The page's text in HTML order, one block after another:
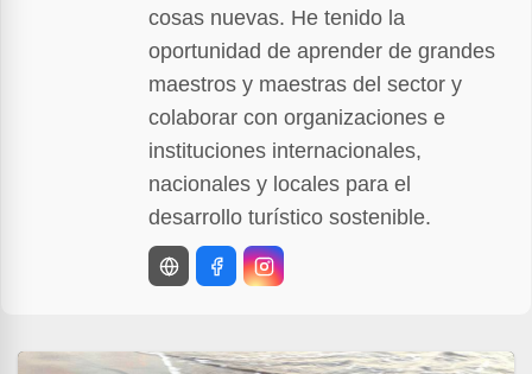
cosas nuevas. He tenido la
oportunidad de aprender de grandes
maestros y maestras del sector y
colaborar con organizaciones e
instituciones internacionales,
nacionales y locales para el
desarrollo turístico sostenible.